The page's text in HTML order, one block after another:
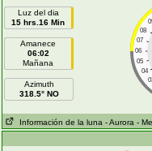
Luz del dia
15 hrs.16 Min
Amanece
06:02
Mañana
Azimuth
318.5° NO
08
07
06
05
04
Información de la luna - Aurora -